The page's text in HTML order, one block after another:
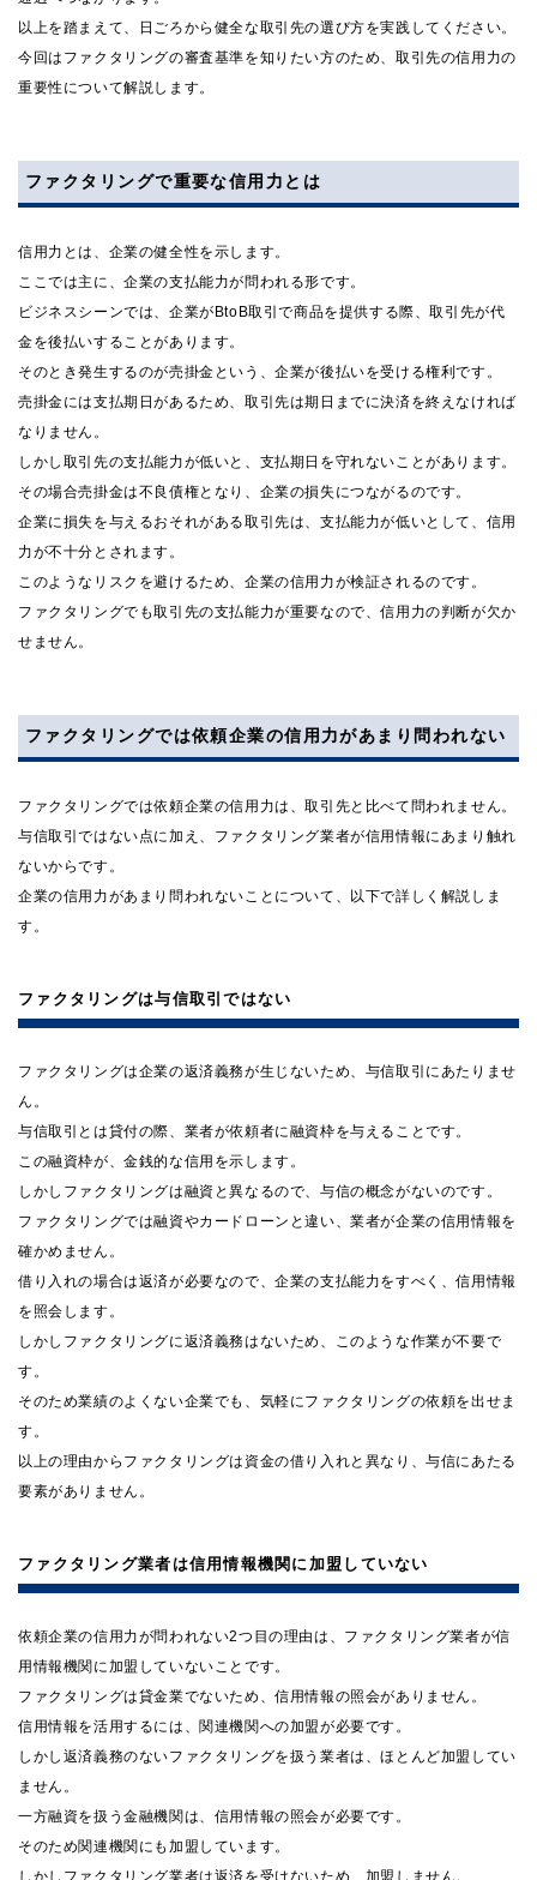
以上を踏まえて、日ごろから健全な取引先の選び方を実践してください。
今回はファクタリングの審査基準を知りたい方のため、取引先の信用力の
重要性について解説します。
ファクタリングで重要な信用力とは
信用力とは、企業の健全性を示します。
ここでは主に、企業の支払能力が問われる形です。
ビジネスシーンでは、企業がBtoB取引で商品を提供する際、取引先が代
金を後払いすることがあります。
そのとき発生するのが売掛金という、企業が後払いを受ける権利です。
売掛金には支払期日があるため、取引先は期日までに決済を終えなければ
なりません。
しかし取引先の支払能力が低いと、支払期日を守れないことがあります。
その場合売掛金は不良債権となり、企業の損失につながるのです。
企業に損失を与えるおそれがある取引先は、支払能力が低いとして、信用
力が不十分とされます。
このようなリスクを避けるため、企業の信用力が検証されるのです。
ファクタリングでも取引先の支払能力が重要なので、信用力の判断が欠か
せません。
ファクタリングでは依頼企業の信用力があまり問われない
ファクタリングでは依頼企業の信用力は、取引先と比べて問われません。
与信取引ではない点に加え、ファクタリング業者が信用情報にあまり触れ
ないからです。
企業の信用力があまり問われないことについて、以下で詳しく解説しま
す。
ファクタリングは与信取引ではない
ファクタリングは企業の返済義務が生じないため、与信取引にあたりませ
ん。
与信取引とは貸付の際、業者が依頼者に融資枠を与えることです。
この融資枠が、金銭的な信用を示します。
しかしファクタリングは融資と異なるので、与信の概念がないのです。
ファクタリングでは融資やカードローンと違い、業者が企業の信用情報を
確かめません。
借り入れの場合は返済が必要なので、企業の支払能力をすべく、信用情報
を照会します。
しかしファクタリングに返済義務はないため、このような作業が不要で
す。
そのため業績のよくない企業でも、気軽にファクタリングの依頼を出せま
す。
以上の理由からファクタリングは資金の借り入れと異なり、与信にあたる
要素がありません。
ファクタリング業者は信用情報機関に加盟していない
依頼企業の信用力が問われない2つ目の理由は、ファクタリング業者が信
用情報機関に加盟していないことです。
ファクタリングは貸金業でないため、信用情報の照会がありません。
信用情報を活用するには、関連機関への加盟が必要です。
しかし返済義務のないファクタリングを扱う業者は、ほとんど加盟してい
ません。
一方融資を扱う金融機関は、信用情報の照会が必要です。
そのため関連機関にも加盟しています。
しかしファクタリング業者は返済を受けないため、加盟しません。